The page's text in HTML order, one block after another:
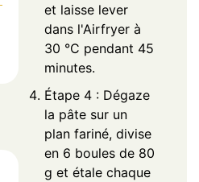
et laisse lever
dans l'Airfryer à
30 °C pendant 45
minutes.
Étape 4 : Dégaze
la pâte sur un
plan fariné, divise
en 6 boules de 80
g et étale chaque